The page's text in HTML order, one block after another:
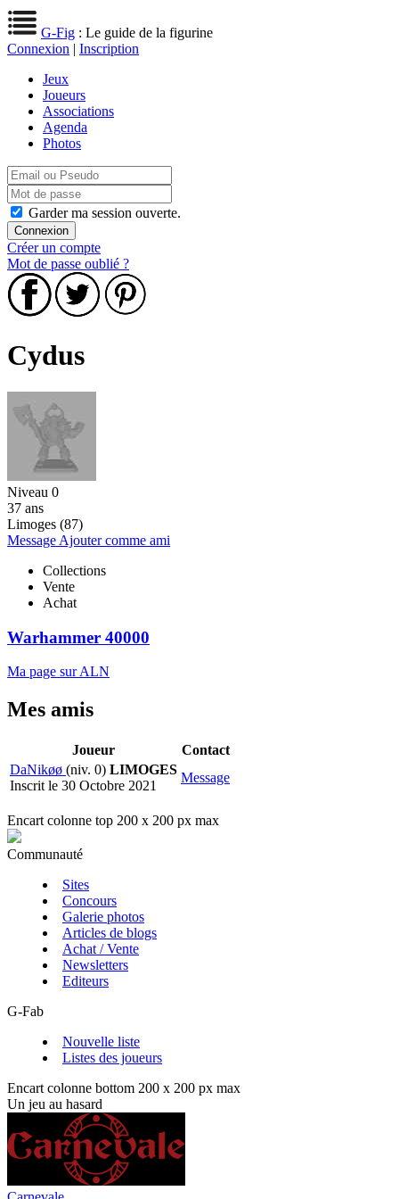
G-Fig : Le guide de la figurine
Connexion | Inscription
Jeux
Joueurs
Associations
Agenda
Photos
Garder ma session ouverte.
Créer un compte
Mot de passe oublié ?
Cydus
Niveau 0
37 ans
Limoges (87)
Message Ajouter comme ami
Collections
Vente
Achat
Warhammer 40000
Ma page sur ALN
Mes amis
Joueur
Contact
DaNikøø (niv. 0) LIMOGES
Inscrit le 30 Octobre 2021
Message
Encart colonne top 200 x 200 px max
Communauté
Sites
Concours
Galerie photos
Articles de blogs
Achat / Vente
Newsletters
Editeurs
G-Fab
Nouvelle liste
Listes des joueurs
Encart colonne bottom 200 x 200 px max
Un jeu au hasard